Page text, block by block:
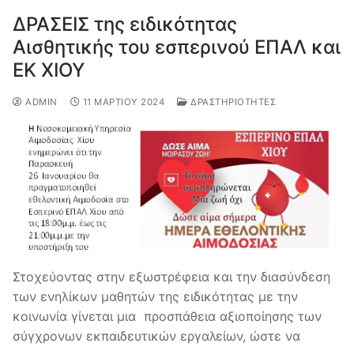
ΔΡΑΣΕΙΣ της ειδικότητας
Αισθητικής του εσπερινού ΕΠΑΛ και
ΕΚ ΧΙΟΥ
ADMIN 11 ΜΑΡΤΊΟΥ 2024 ΔΡΑΣΤΗΡΙΌΤΗΤΕΣ
Στοχεύοντας στην εξωστρέφεια και την διασύνδεση
των ενηλίκων μαθητών της ειδικότητας με την
κοινωνία γίνεται μια προσπάθεια αξιοποίησης των
σύγχρονων εκπαιδευτικών εργαλείων, ώστε να